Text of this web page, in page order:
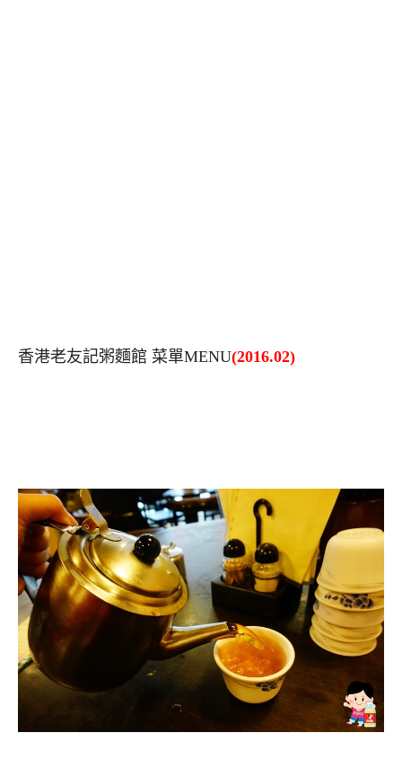
香港老友記粥麵館 菜單MENU(2016.02)